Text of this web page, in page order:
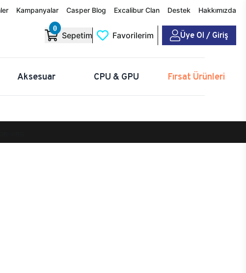
Kampanyalar Casper Blog Excalibur Clan Destek Hakkımızda
0
Sepetim Favorilerim Üye Ol / Giriş
Aksesuar CPU & GPU Fırsat Ürünleri